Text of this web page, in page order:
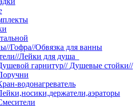
Гофра//Обвязка для ванны
Лейки для душа
гарнитур// Душевые стойки//
водонагреватель